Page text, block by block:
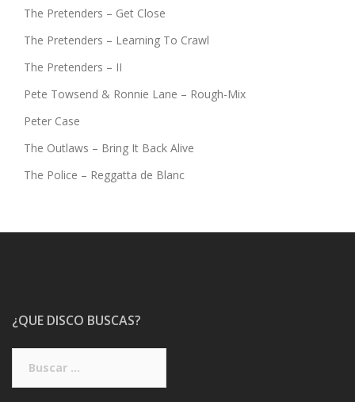
The Pretenders – Get Close
The Pretenders – Learning To Crawl
The Pretenders – II
Pete Towsend & Ronnie Lane – Rough-Mix
Peter Case
The Outlaws – Bring It Back Alive
The Police – Reggatta de Blanc
¿QUE DISCO BUSCAS?